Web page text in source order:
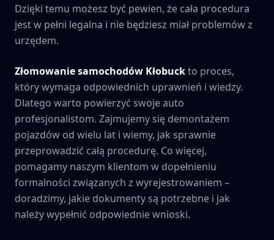
Dzięki temu możesz być pewien, że cała procedura
jest w pełni legalna i nie będziesz miał problemów z
urzędem.
Złomowanie samochodów Kłobuckto proces,
który wymaga odpowiednich uprawnień i wiedzy.
Dlatego warto powierzyć swoje auto
profesjonalistom. Zajmujemy się demontażem
pojazdów od wielu lat i wiemy, jak sprawnie
przeprowadzić całą procedurę. Co więcej,
pomagamy naszym klientom w dopełnieniu
formalności związanych z wyrejestrowaniem –
doradzimy, jakie dokumenty są potrzebne i jak
należy wypełnić odpowiednie wnioski.